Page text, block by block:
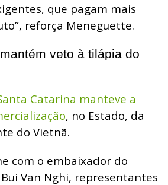
que pagam mais
reforça Meneguette.
veto à tilápia do
Catarina manteve a
, no Estado, da
do Vietnã.
com o embaixador do
Van Nghi, representantes